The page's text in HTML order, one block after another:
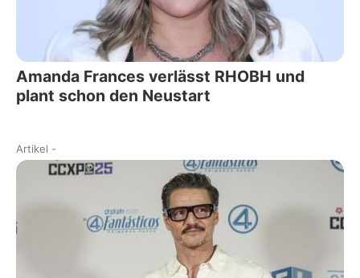
Amanda Frances verlässt RHOBH und
plant schon den Neustart
Artikel -